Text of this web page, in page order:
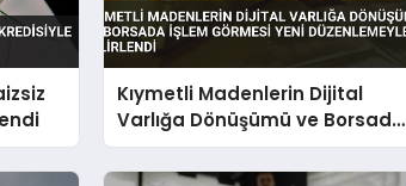
Kıymetli Madenlerin Dijital
Varlığa Dönüşümü ve Borsada
İşlem Görmesi Yeni
Düzenlemeyle Belirlendi